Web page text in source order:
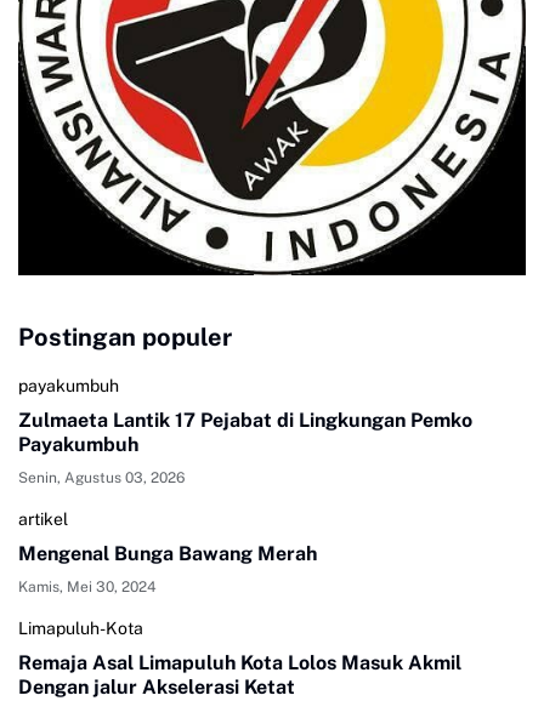
Postingan populer
payakumbuh
Zulmaeta Lantik 17 Pejabat di Lingkungan Pemko
Payakumbuh
Senin, Agustus 03, 2026
artikel
Mengenal Bunga Bawang Merah
Kamis, Mei 30, 2024
Limapuluh-Kota
Remaja Asal Limapuluh Kota Lolos Masuk Akmil
Dengan jalur Akselerasi Ketat